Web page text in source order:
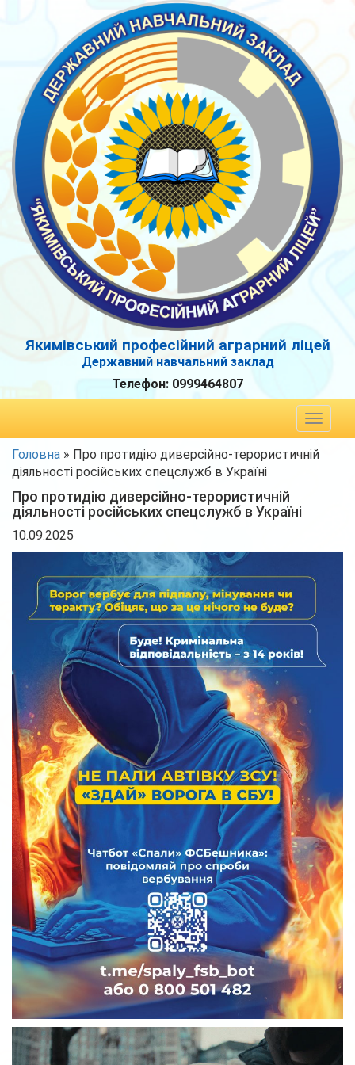
Якимівський професійний аграрний ліцей
Державний навчальний заклад
Телефон: 0999464807
Toggle
Головна » Про протидію диверсійно-терористичній
діяльності російських спецслужб в Україні
Про протидію диверсійно-терористичній
діяльності російських спецслужб в Україні
10.09.2025
Відеопрогравач